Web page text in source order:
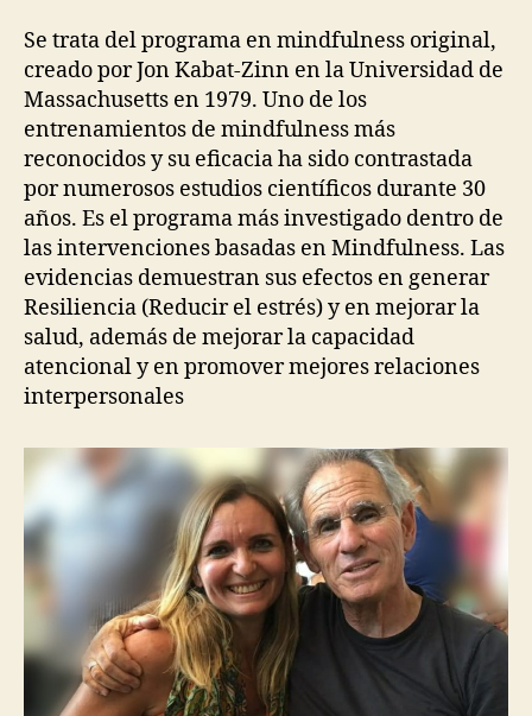
Se trata del programa en mindfulness original,
creado por Jon Kabat-Zinn en la Universidad de
Massachusetts en 1979. Uno de los
entrenamientos de mindfulness más
reconocidos y su eficacia ha sido contrastada
por numerosos estudios científicos durante 30
años. Es el programa más investigado dentro de
las intervenciones basadas en Mindfulness. Las
evidencias demuestran sus efectos en generar
Resiliencia (Reducir el estrés) y en mejorar la
salud, además de mejorar la capacidad
atencional y en promover mejores relaciones
interpersonales